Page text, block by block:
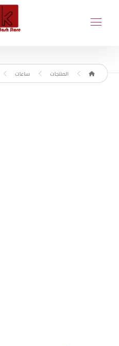
المنتجات ساعات